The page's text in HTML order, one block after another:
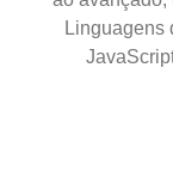
Linguagens